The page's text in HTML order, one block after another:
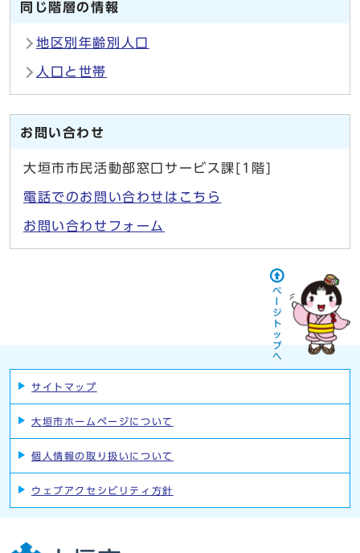
同じ階層の情報
地区別年齢別人口
人口と世帯
お問い合わせ
大垣市市民活動部窓口サービス課[1階]
電話でのお問い合わせはこちら
お問い合わせフォーム
サイトマップ
大垣市ホームページについて
個人情報の取り扱いについて
ウェブアクセシビリティ方針